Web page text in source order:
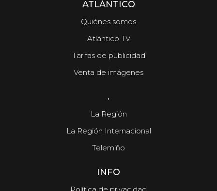
ATLÁNTICO
Quiénes somos
Atlántico TV
Tarifas de publicidad
Venta de imágenes
.
La Región
La Región Internacional
Telemiño
INFO